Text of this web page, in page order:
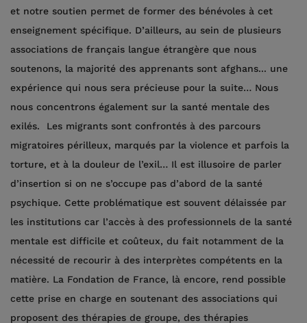
et notre soutien permet de former des bénévoles à cet
enseignement spécifique. D’ailleurs, au sein de plusieurs
associations de français langue étrangère que nous
soutenons, la majorité des apprenants sont afghans... une
expérience qui nous sera précieuse pour la suite… Nous
nous concentrons également sur la santé mentale des
exilés. Les migrants sont confrontés à des parcours
migratoires périlleux, marqués par la violence et parfois la
torture, et à la douleur de l’exil… Il est illusoire de parler
d’insertion si on ne s’occupe pas d’abord de la santé
psychique. Cette problématique est souvent délaissée par
les institutions car l’accès à des professionnels de la santé
mentale est difficile et coûteux, du fait notamment de la
nécessité de recourir à des interprètes compétents en la
matière. La Fondation de France, là encore, rend possible
cette prise en charge en soutenant des associations qui
proposent des thérapies de groupe, des thérapies